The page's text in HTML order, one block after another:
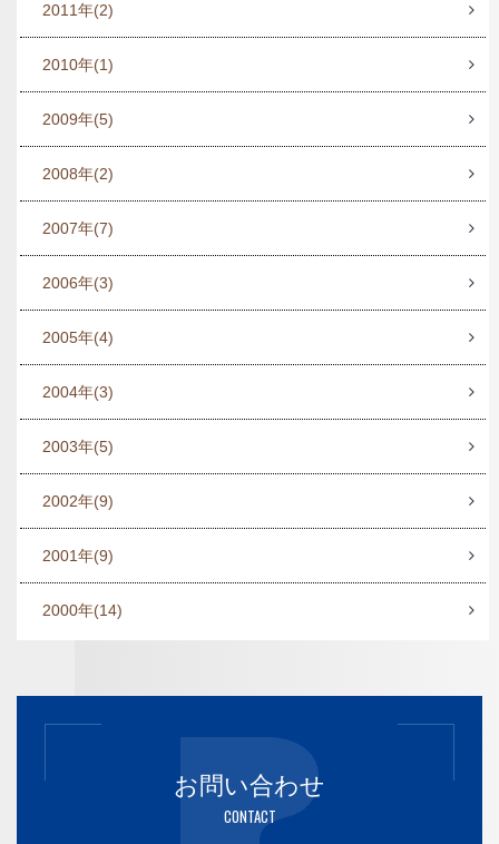
2011年(2)
2010年(1)
2009年(5)
2008年(2)
2007年(7)
2006年(3)
2005年(4)
2004年(3)
2003年(5)
2002年(9)
2001年(9)
2000年(14)
お問い合わせ
CONTACT